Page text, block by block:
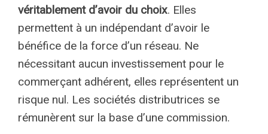
véritablement d’avoir du choix. Elles
permettent à un indépendant d’avoir le
bénéfice de la force d’un réseau. Ne
nécessitant aucun investissement pour le
commerçant adhérent, elles représentent un
risque nul. Les sociétés distributrices se
rémunèrent sur la base d’une commission.